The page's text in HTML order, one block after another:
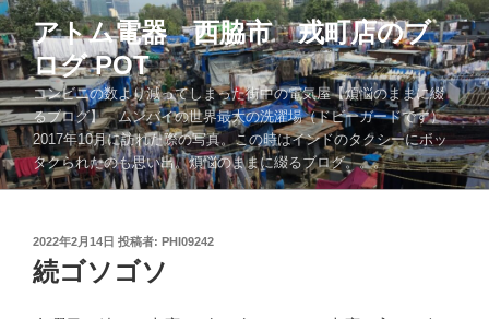
コ
ン
テ
ン
ツ
へ
ス
キ
アトム電器 西脇市 戎町店のブ
ログ POT
コンビニの数より減ってしまった街中の電気屋【煩悩のままに綴
るブログ】 ムンバイの世界最大の洗濯場（ドビーガードです）
2017年10月に訪れた際の写真。この時はインドのタクシーにボッ
タクられたのも思い出。煩悩のままに綴るブログ。。。
投
稿
日:
2022年2月14日 投稿者: PHI09242
続ゴソゴソ